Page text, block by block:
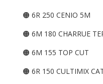
🟠 6R 250 CENIO 5M
🟠 6M 180 CHARRUE
🟠 6M 155 TOP CUT
🟠 6R 150 CULTIMIX